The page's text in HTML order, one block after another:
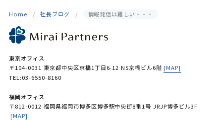
Home 社長ブログ 情報発信は難しい・・・
東京オフィス
〒104-0031 東京都中央区京橋1丁目6-12 NS京橋ビル6階 [MAP]
TEL:03-6550-8160
福岡オフィス
〒812-0012 福岡県福岡市博多区博多駅中央街8番1号 JRJP博多ビル3F
[MAP]